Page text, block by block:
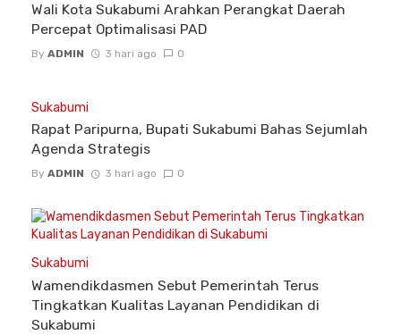
Wali Kota Sukabumi Arahkan Perangkat Daerah
Percepat Optimalisasi PAD
By ADMIN 3 hari ago 0
Sukabumi
Rapat Paripurna, Bupati Sukabumi Bahas Sejumlah
Agenda Strategis
By ADMIN 3 hari ago 0
Sukabumi
Wamendikdasmen Sebut Pemerintah Terus
Tingkatkan Kualitas Layanan Pendidikan di
Sukabumi